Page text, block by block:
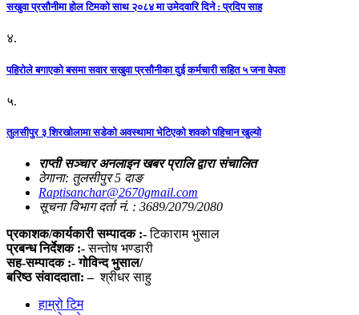
सखुवा प्रसौनीमा होल टिमको साथ २०८४ मा उमेदवारि दिने : प्रदिप साह
४.
पहिराेले बगाएकाे बसमा सवार सखुवा प्रसाैनीका दुई कर्मचारी सहित ५ जना वेपता
५.
तुलसीपुर ३ शिरखोलामा सडेको अवस्थामा भेटिएको शवको पहिचान खुल्यो
राप्ती सञ्चार अनलाइन खबर प्रालि द्वारा संचालित
ठेगाना: तुलसीपुर 5 दाङ
Raptisanchar@2670gmail.com
सूचना विभाग दर्ता नं. : 3689/2079/2080
प्रकाशक/कार्यकारी सम्पादक :-टिकाराम भुसाल
प्रबन्ध निर्देशक :-सन्तोष भण्डारी
सह-सम्पादक :- गोविन्द भुसाल/
बरिष्ठ संवाददाता: – श्रीधर साहु
हाम्रो टिम